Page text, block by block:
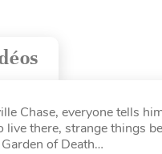
Chase, everyone tells
there, strange things
of Death…